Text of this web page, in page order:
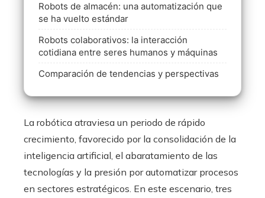
Robots de almacén: una automatización que
se ha vuelto estándar
Robots colaborativos: la interacción
cotidiana entre seres humanos y máquinas
Comparación de tendencias y perspectivas
La robótica atraviesa un periodo de rápido
crecimiento, favorecido por la consolidación de la
inteligencia artificial, el abaratamiento de las
tecnologías y la presión por automatizar procesos
en sectores estratégicos. En este escenario, tres